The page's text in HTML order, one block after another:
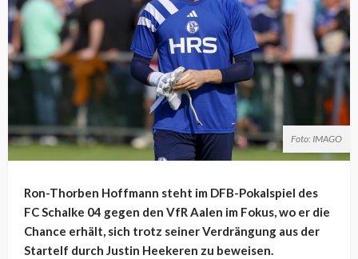
Foto: IMAGO
Ron-Thorben Hoffmann steht im DFB-Pokalspiel des
FC Schalke 04 gegen den VfR Aalen im Fokus, wo er die
Chance erhält, sich trotz seiner Verdrängung aus der
Startelf durch Justin Heekeren zu beweisen.